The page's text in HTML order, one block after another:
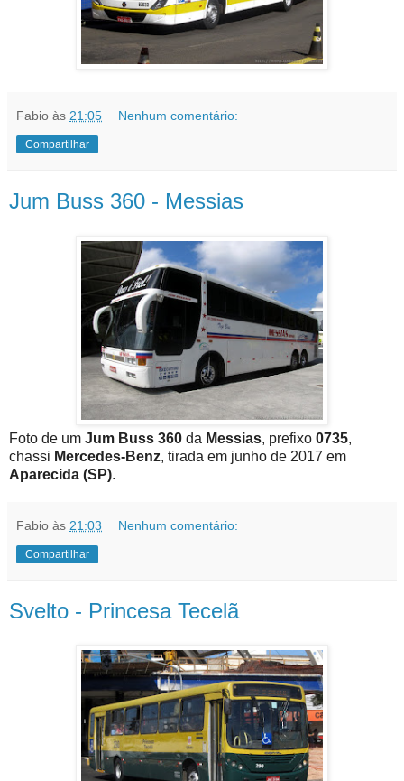
Fabio às 21:05 Nenhum comentário:
Compartilhar
Jum Buss 360 - Messias
Foto de um Jum Buss 360 da Messias, prefixo 0735,
chassi Mercedes-Benz, tirada em junho de 2017 em
Aparecida (SP).
Fabio às 21:03 Nenhum comentário:
Compartilhar
Svelto - Princesa Tecelã